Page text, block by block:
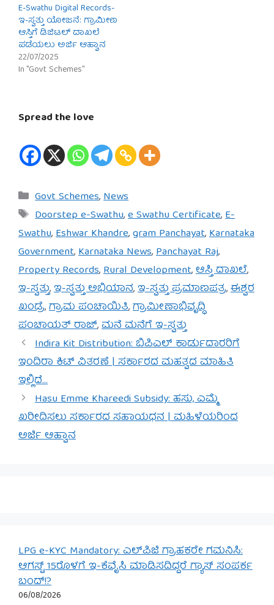
E-Swathu Digital Records-
ಇ-ಸ್ವತ್ತು ಯೋಜನೆ: ಗ್ರಾಮೀಣ
ಆಸ್ತಿಗೆ ಡಿಜಿಟಲ್ ದಾಖಲೆ
ಪಡೆಯಲು ಅರ್ಜಿ ಆಹ್ವಾನ
22/07/2025
In "Govt Schemes"
Spread the love
Categories
Govt Schemes,News
Tags
Doorstep e-Swathu,e Swathu Certificate,E-
Swathu,Eshwar Khandre,gram Panchayat,Karnataka
Government,Karnataka News,Panchayat Raj,
Property Records,Rural Development,ಆಸ್ತಿ ದಾಖಲೆ,
ಇ-ಸ್ವತ್ತು,ಇ-ಸ್ವತ್ತು ಅಭಿಯಾನ,ಇ-ಸ್ವತ್ತು ಪ್ರಮಾಣಪತ್ರ,ಈಶ್ವರ
ಖಂಡ್ರೆ,ಗ್ರಾಮ ಪಂಚಾಯಿತಿ,ಗ್ರಾಮೀಣಾಭಿವೃದ್ಧಿ
ಪಂಚಾಯತ್ ರಾಜ್,ಮನೆ ಮನೆಗೆ ಇ-ಸ್ವತ್ತು
Indira Kit Distribution: ಬಿಪಿಎಲ್ ಕಾರ್ಡುದಾರರಿಗೆ
ಇಂದಿರಾ ಕಿಟ್ ವಿತರಣೆ | ಸರ್ಕಾರದ ಮಹತ್ವದ ಮಾಹಿತಿ
ಇಲ್ಲಿದೆ…
Hasu Emme Khareedi Subsidy: ಹಸು, ಎಮ್ಮೆ
ಖರೀದಿಸಲು ಸರ್ಕಾರದ ಸಹಾಯಧನ | ಮಹಿಳೆಯರಿಂದ
ಅರ್ಜಿ ಆಹ್ವಾನ
LPG e-KYC Mandatory: ಎಲ್‌ಪಿಜಿ ಗ್ರಾಹಕರೇ ಗಮನಿಸಿ:
ಆಗಸ್ಟ್ 15ರೊಳಗೆ ಇ-ಕೆವೈಸಿ ಮಾಡಿಸದಿದ್ದರೆ ಗ್ಯಾಸ್ ಸಂಪರ್ಕ
ಬಂದ್!?
06/08/2026